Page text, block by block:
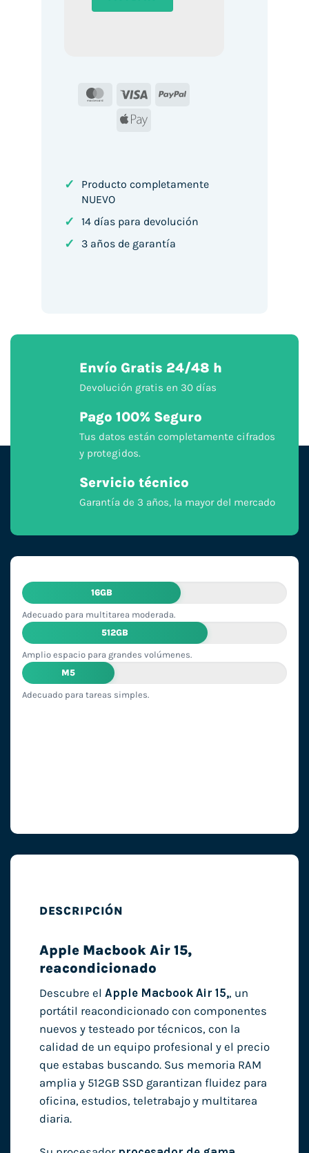
MasterCard
Visa
PayPal
Apple
✓
Producto completamente
NUEVO
✓ 14 días para devolución
✓ 3 años de garantía
Envío Gratis 24/48 h
Devolución gratis en 30 días
Pago 100% Seguro
Tus datos están completamente cifrados
y protegidos.
Servicio técnico
Garantía de 3 años, la mayor del mercado
16GB
Adecuado para multitarea moderada.
512GB
Amplio espacio para grandes volúmenes.
M5
Adecuado para tareas simples.
DESCRIPCIÓN
Apple Macbook Air 15,
reacondicionado
Descubre el Apple Macbook Air 15,, un
portátil reacondicionado con componentes
nuevos y testeado por técnicos, con la
calidad de un equipo profesional y el precio
que estabas buscando. Sus memoria RAM
amplia y 512GB SSD garantizan fluidez para
oficina, estudios, teletrabajo y multitarea
diaria.